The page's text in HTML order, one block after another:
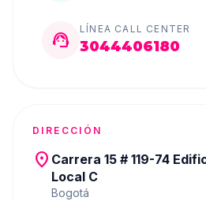
support_agent
LÍNEA CALL CENTER
3044406180
DIRECCIÓN
place Carrera 15 # 119-74
Local C
Bogotá